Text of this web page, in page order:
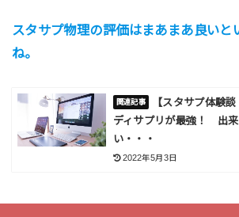
スタサプ物理の評価はまあまあ良いと
ね。
【スタサプ体験
ディサプリが最強！ 出
い・・・
2022年5月3日